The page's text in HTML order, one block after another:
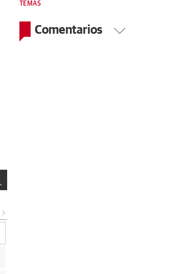
TEMAS
Comentarios